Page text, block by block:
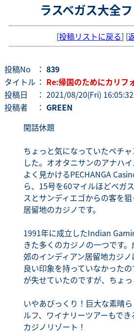
ラスベガス大全
[投稿リストに戻る] [
投稿No ： 839
タイトル ： Re:帰国のためにカリフ
投稿日
： 2021/08/20(Fri) 16:05:32
投稿者
： GREEN
閑話休題
ちょっと気になっていたペチ
した。オオタニサンのアナハイ
よく見かけるPECHANGA
ら、15号を60マイルほどベガ
スとサンディエゴからの客を
居留地のカジノです。
1991年に成立したIndian
きた多くのカジノの一つです
郊のインディアン居留地カジノ
良い印象を持っていなかった
が失せていたのですが、ちょっ
いやあびっくり！巨大な素晴
ルフ、ワイナリーツアーもで
カジノリゾート！